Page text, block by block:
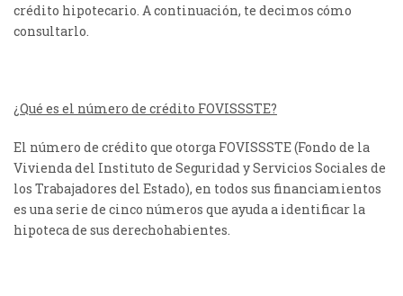
crédito hipotecario. A continuación, te decimos cómo
consultarlo.
¿Qué es el número de crédito FOVISSSTE?
El número de crédito que otorga FOVISSSTE (Fondo de la
Vivienda del Instituto de Seguridad y Servicios Sociales de
los Trabajadores del Estado), en todos sus financiamientos
es una serie de cinco números que ayuda a identificar la
hipoteca de sus derechohabientes.